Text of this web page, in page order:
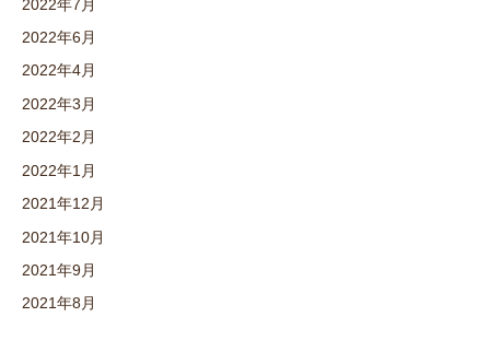
2022年7月
2022年6月
2022年4月
2022年3月
2022年2月
2022年1月
2021年12月
2021年10月
2021年9月
2021年8月